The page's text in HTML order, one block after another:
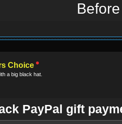
Choice
a big black hat.
PayPal gift